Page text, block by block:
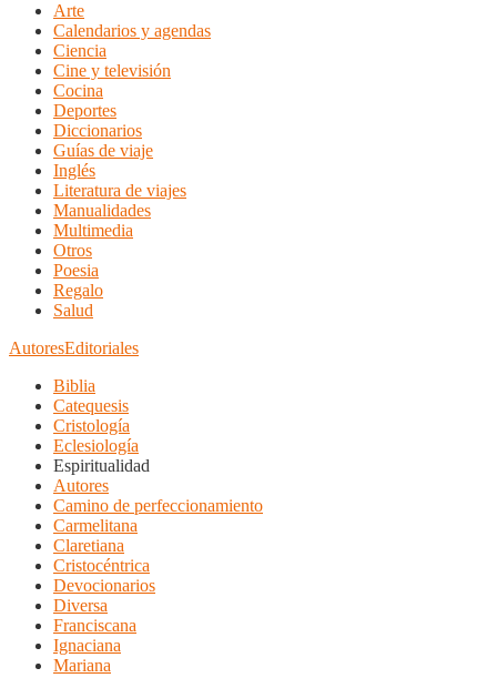
Arte
Calendarios y agendas
Ciencia
Cine y televisión
Cocina
Deportes
Diccionarios
Guías de viaje
Inglés
Literatura de viajes
Manualidades
Multimedia
Otros
Poesia
Regalo
Salud
AutoresEditoriales
Biblia
Catequesis
Cristología
Eclesiología
Espiritualidad
Autores
Camino de perfeccionamiento
Carmelitana
Claretiana
Cristocéntrica
Devocionarios
Diversa
Franciscana
Ignaciana
Mariana